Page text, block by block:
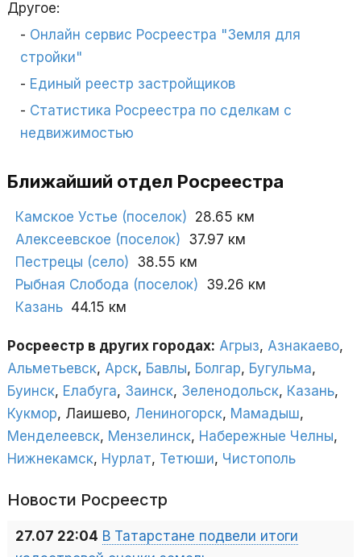
Другое:
Онлайн сервис Росреестра "Земля для
стройки"
Единый реестр застройщиков
Статистика Росреестра по сделкам с
недвижимостью
Ближайший отдел Росреестра
Камское Устье (поселок) 28.65 км
Алексеевское (поселок) 37.97 км
Пестрецы (село) 38.55 км
Рыбная Слобода (поселок) 39.26 км
Казань 44.15 км
Росреестр в других городах: Агрыз, Азнакаево,
Альметьевск, Арск, Бавлы, Болгар, Бугульма,
Буинск, Елабуга, Заинск, Зеленодольск, Казань,
Кукмор, Лаишево, Лениногорск, Мамадыш,
Менделеевск, Мензелинск, Набережные Челны,
Нижнекамск, Нурлат, Тетюши, Чистополь
Новости Росреестр
27.07 22:04 В Татарстане подвели итоги